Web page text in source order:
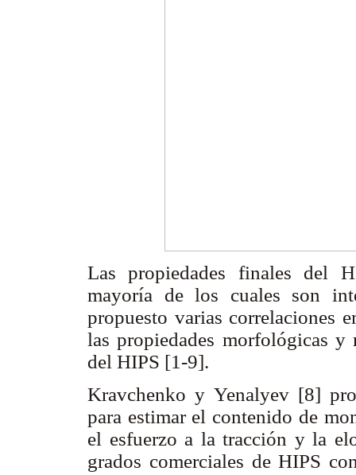
Las propiedades finales del
mayoría de los cuales son
propuesto varias correlaciones
las propiedades morfológicas y
del HIPS [1-9].
Kravchenko y Yenalyev [8]
para estimar el contenido de
el esfuerzo a la tracción y la
grados comerciales de HIPS